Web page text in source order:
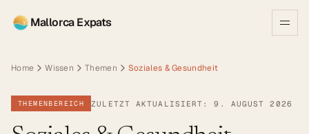
Mallorca Expats
Home Wissen Themen Soziales & Gesundheit
THEMENBEREICH ZULETZT AKTUALISIERT: 9. AUGUST 2026